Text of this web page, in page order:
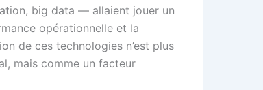
big data — allaient jouer un
opérationnelle et la
de ces technologies n’est plus
mais comme un facteur